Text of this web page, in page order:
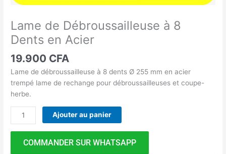
Lame de Débroussailleuse à 8
Dents en Acier
19.900 CFA
Lame de débroussailleuse à 8 dents Ø 255 mm en acier
trempé lame de rechange pour débroussailleuses et coupe-
herbe.
Ajouter au panier
COMMANDER SUR WHATSAPP